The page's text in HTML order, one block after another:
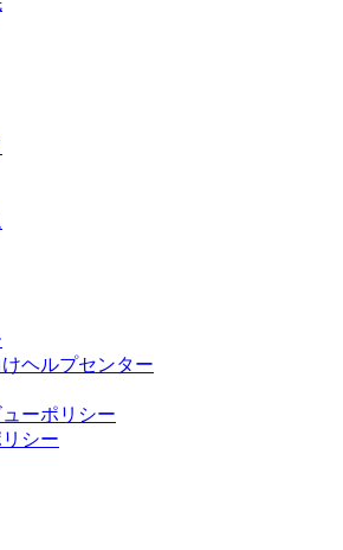
ヘルプセンター
ーポリシー
シー